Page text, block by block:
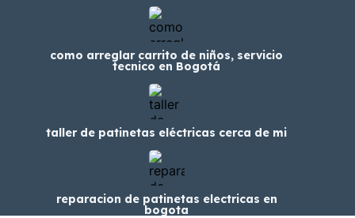
como arreglar carrito de niños, servicio
tecnico en Bogotá
taller de patinetas eléctricas cerca de mi
reparacion de patinetas electricas en
bogota